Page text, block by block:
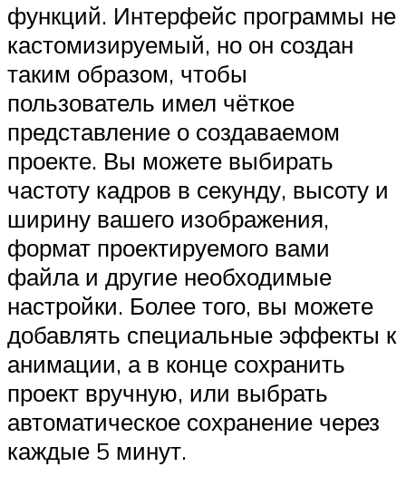
функций. Интерфейс программы не
кастомизируемый, но он создан
таким образом, чтобы
пользователь имел чёткое
представление о создаваемом
проекте. Вы можете выбирать
частоту кадров в секунду, высоту и
ширину вашего изображения,
формат проектируемого вами
файла и другие необходимые
настройки. Более того, вы можете
добавлять специальные эффекты к
анимации, а в конце сохранить
проект вручную, или выбрать
автоматическое сохранение через
каждые 5 минут.